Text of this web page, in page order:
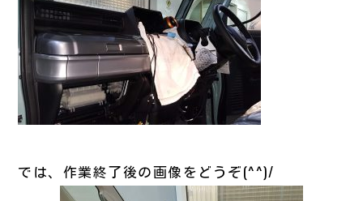
では、作業終了後の画像をどうぞ(^^)/